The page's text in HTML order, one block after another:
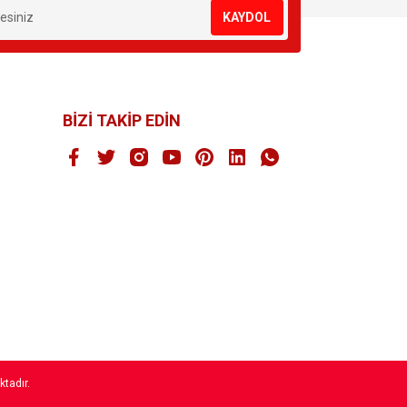
KAYDOL
BİZİ TAKİP EDİN